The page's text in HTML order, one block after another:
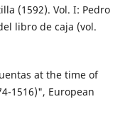
(1592). Vol. I: Pedro
libro de caja (vol.
at the time of
1516)", European